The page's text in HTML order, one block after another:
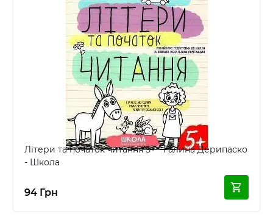
Літери та початок читання 5+ - Галина Дерипаско
- Школа
94 Грн